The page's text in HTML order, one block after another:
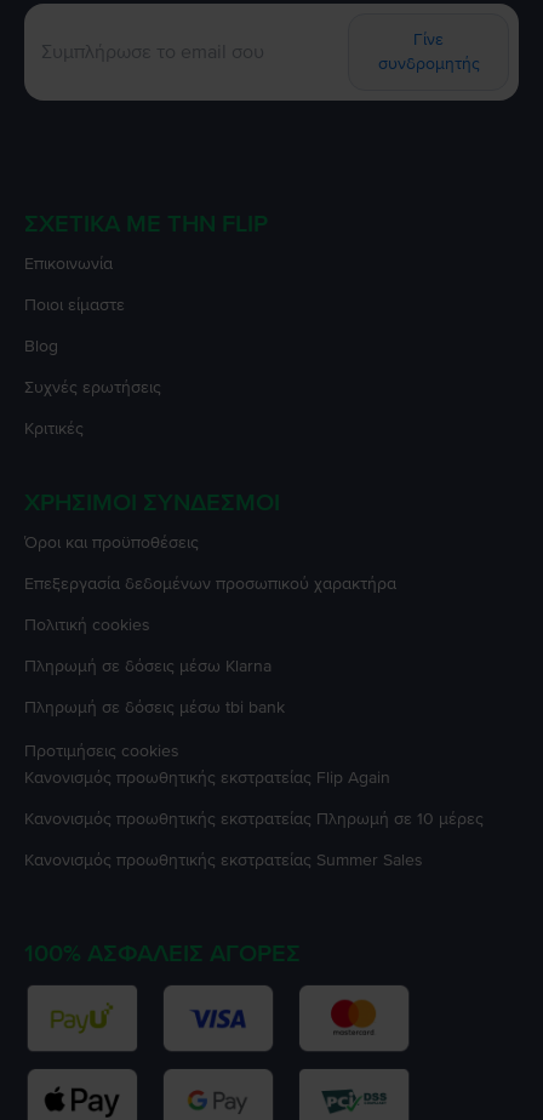
Γίνε
συνδρομητής
ΣΧΕΤΙΚΆ ΜΕ ΤΗΝ FLIP
Επικοινωνία
Ποιοι είμαστε
Blog
Συχνές ερωτήσεις
Κριτικές
ΧΡΉΣΙΜΟΙ ΣΎΝΔΕΣΜΟΙ
Όροι και προϋποθέσεις
Επεξεργασία δεδομένων προσωπικού χαρακτήρα
Πολιτική cookies
Πληρωμή σε δόσεις μέσω Klarna
Πληρωμή σε δόσεις μέσω tbi bank
Προτιμήσεις cookies
Κανονισμός προωθητικής εκστρατείας Flip Again
Κανονισμός προωθητικής εκστρατείας Πληρωμή σε 10 μέρες
Κανονισμός προωθητικής εκστρατείας Summer Sales
100% ΑΣΦΑΛΕΊΣ ΑΓΟΡΈΣ